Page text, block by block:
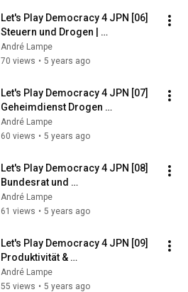
Let's Play Democracy 4 JPN [06]
Steuern und Drogen |
#Dienstagspolitik mit Romy
Höhne
André Lampe
70 views • 5 years ago
Let's Play Democracy 4 JPN [07]
Geheimdienst Drogen
Jupitermonde | #Dienstagspolitik
mit Romy Höhne
André Lampe
60 views • 5 years ago
Let's Play Democracy 4 JPN [08]
Bundesrat und
Problembewältigung |
#Dienstagspolitik mit Romy
André Lampe
61 views • 5 years ago
Let's Play Democracy 4 JPN [09]
Produktivität &
Außenbeziehungen |
#Dienstagspolitik mit Romy
André Lampe
55 views • 5 years ago